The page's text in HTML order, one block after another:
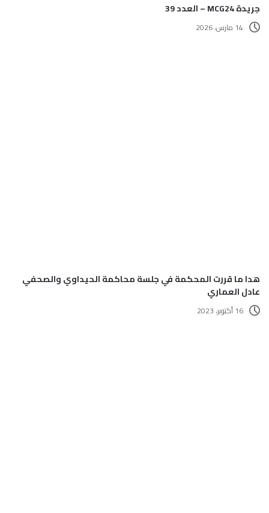
جريدة MCG24 – العدد 39
14 مارس، 2026
هدا ما قررت المحكمة في جلسة محاكمة الحيداوي والصحفي
عادل العماري
16 أكتوبر، 2023